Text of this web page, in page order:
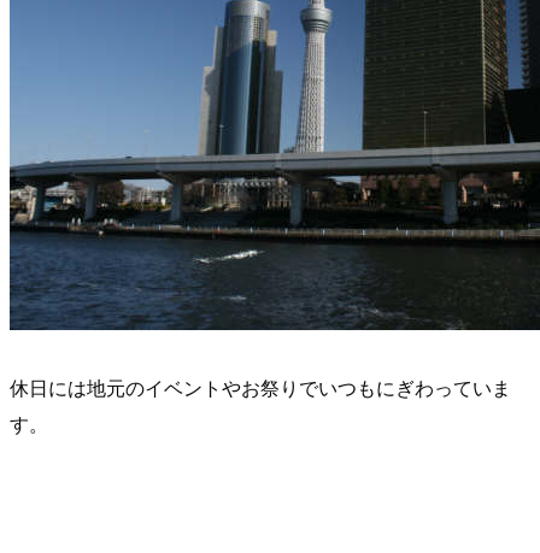
休日には地元のイベントやお祭りでいつもにぎわっていま
す。